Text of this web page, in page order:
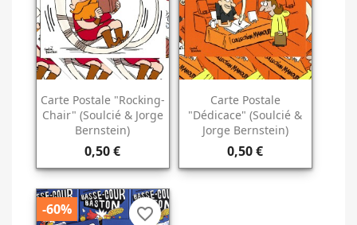
Carte Postale "Rocking-
Chair" (Soulcié & Jorge
Bernstein)
0,50 €
Carte Postale
"Dédicace" (Soulcié &
Jorge Bernstein)
0,50 €
-60% favorite_border